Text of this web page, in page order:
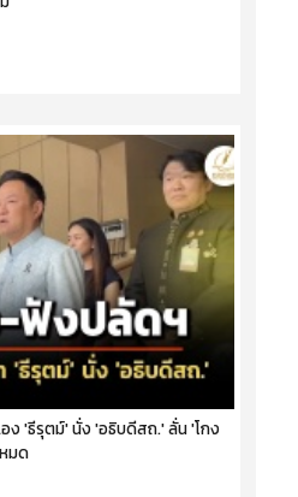
ง 'ธีรุตม์' นั่ง 'อธิบดีสถ.' ลั่น 'โกง
มด